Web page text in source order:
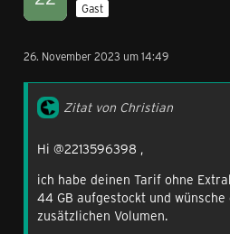
Gast
26. November 2023 um 14:49
Zitat von Christian
Hi @2213596398 ,
ich habe deinen Tarif ohne
44 GB aufgestockt und
zusätzlichen Volumen.